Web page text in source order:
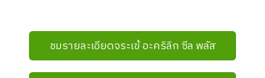
ชมรายละเอียดจระเข้ อะคริลิก ซีล พลัส